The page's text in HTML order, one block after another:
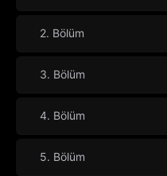
2. Bölüm
3. Bölüm
4. Bölüm
5. Bölüm